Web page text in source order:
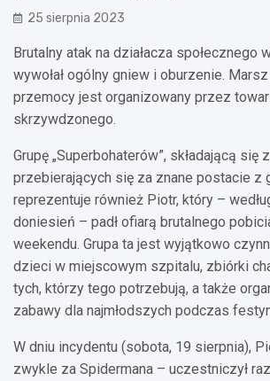
25 sierpnia 2023
Brutalny atak na działacza społecznego
wywołał ogólny gniew i oburzenie.
przemocy jest organizowany przez
skrzywdzonego.
Grupę „Superbohaterów”, składającą się
przebierających się za znane postacie z
reprezentuje również Piotr, który –
doniesień – padł ofiarą brutalnego
weekendu. Grupa ta jest wyjątkowo
dzieci w miejscowym szpitalu, zbiórki
tych, którzy tego potrzebują, a także
zabawy dla najmłodszych podczas
W dniu incydentu (sobota, 19 sierpnia),
zwykle za Spidermana – uczestniczył